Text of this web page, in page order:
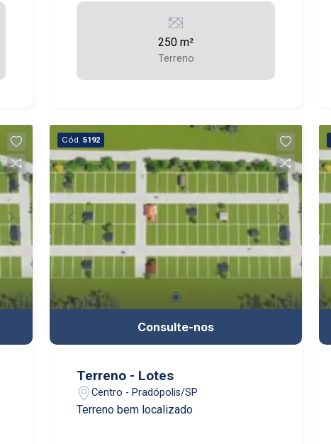
250 m²
Terreno
Cód. 5192
Consulte-nos
Terreno - Lotes
Centro - Pradópolis/SP
Terreno bem localizado